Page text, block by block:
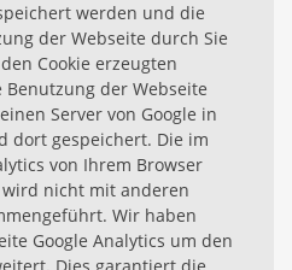
werden und die
der Webseite durch Sie
Cookie erzeugten
der Webseite
Server von Google in
dort gespeichert. Die im
von Ihrem Browser
nicht mit anderen
Wir haben
Google Analytics um den